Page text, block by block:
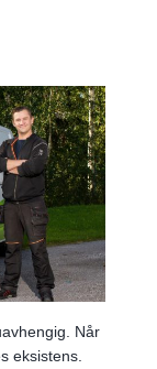
Når
eksistens.